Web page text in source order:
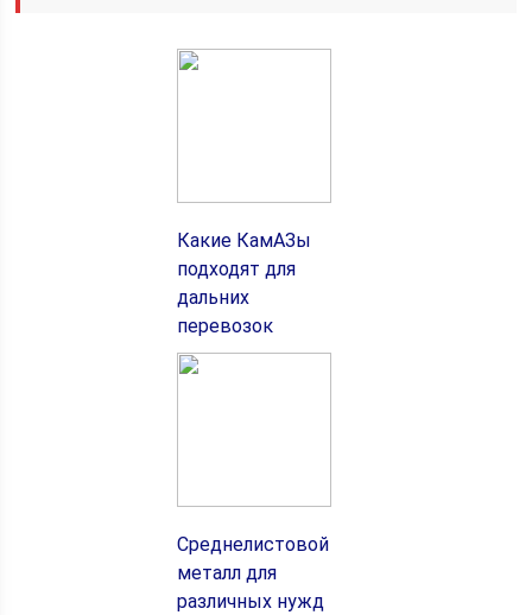
Какие КамАЗы
подходят для
дальних
перевозок
Среднелистовой
металл для
различных нужд